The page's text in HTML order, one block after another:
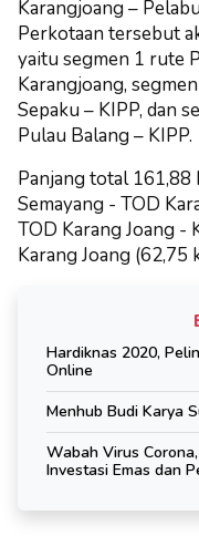
Karangjoang –
Perkotaan tersebut
yaitu segmen 1 rute
Karangjoang,
Sepaku – KIPP, dan
Pulau Balang – KIPP.
Panjang total
Semayang - TOD
TOD Karang Joang -
Karang Joang (62,75
Hardiknas 2020,
Online
Menhub Budi Karya
Wabah Virus
Investasi Emas dan